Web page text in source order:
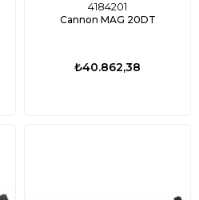
4184201
Cannon MAG 20DT
₺40.862,38